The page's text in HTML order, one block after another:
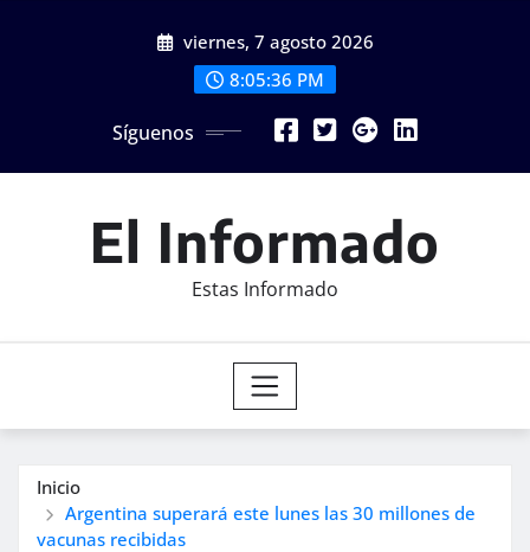
viernes, 7 agosto 2026
8:05:37 PM
Síguenos
El Informado
Estas Informado
Inicio
Argentina superará este lunes las 30 millones de
vacunas recibidas